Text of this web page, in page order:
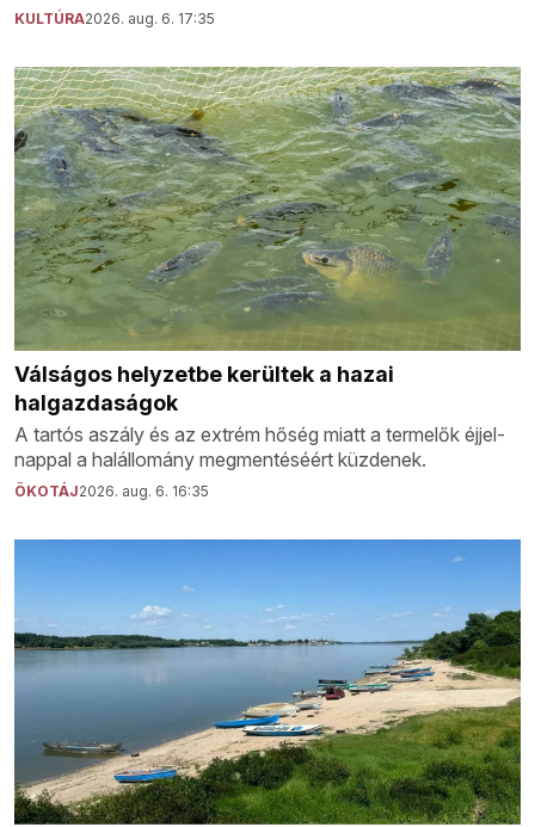
KULTÚRA2026. aug. 6. 17:35
Válságos helyzetbe kerültek a hazai
halgazdaságok
A tartós aszály és az extrém hőség miatt a termelők éjjel-
nappal a halállomány megmentéséért küzdenek.
ÖKOTÁJ2026. aug. 6. 16:35